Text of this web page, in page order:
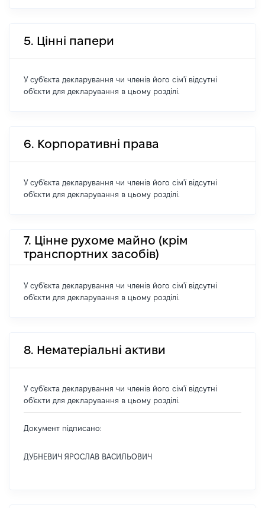
5. Цінні папери
У суб'єкта декларування чи членів його сім'ї відсутні
об'єкти для декларування в цьому розділі.
6. Корпоративні права
У суб'єкта декларування чи членів його сім'ї відсутні
об'єкти для декларування в цьому розділі.
7. Цінне рухоме майно (крім
транспортних засобів)
У суб'єкта декларування чи членів його сім'ї відсутні
об'єкти для декларування в цьому розділі.
8. Нематеріальні активи
У суб'єкта декларування чи членів його сім'ї відсутні
об'єкти для декларування в цьому розділі.
Документ підписано:
ДУБНЕВИЧ ЯРОСЛАВ ВАСИЛЬОВИЧ